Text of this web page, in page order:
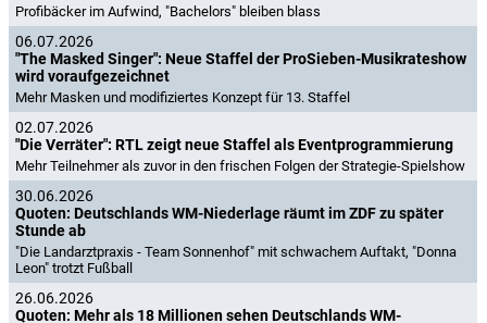
Profibäcker im Aufwind, "Bachelors" bleiben blass
06.07.2026
"The Masked Singer": Neue Staffel der ProSieben-Musikrateshow
wird voraufgezeichnet
Mehr Masken und modifiziertes Konzept für 13. Staffel
02.07.2026
"Die Verräter": RTL zeigt neue Staffel als Eventprogrammierung
Mehr Teilnehmer als zuvor in den frischen Folgen der Strategie-Spielshow
30.06.2026
Quoten: Deutschlands WM-Niederlage räumt im ZDF zu später
Stunde ab
"Die Landarztpraxis - Team Sonnenhof" mit schwachem Auftakt, "Donna
Leon" trotzt Fußball
26.06.2026
Quoten: Mehr als 18 Millionen sehen Deutschlands WM-